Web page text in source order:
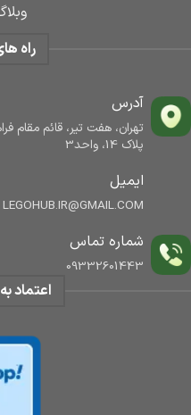
وبلاگ
راه
آدرس
تهران، هفت تیر، قائم مقام
پلاک 14، واحد3
ایمیل
LEGOHUB.IR@GMAIL.COM
شماره تماس
09332601443
اعتماد به LEGO HUB